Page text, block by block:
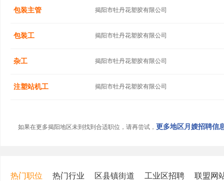
包装主管 揭阳市牡丹花塑胶有限公司
包装工 揭阳市牡丹花塑胶有限公司
杂工 揭阳市牡丹花塑胶有限公司
注塑站机工 揭阳市牡丹花塑胶有限公司
如果在更多揭阳地区未到找到合适职位，请再尝试， 更多地区月嫂招聘信
热门职位 热门行业 区县镇街道 工业区招聘 联盟网